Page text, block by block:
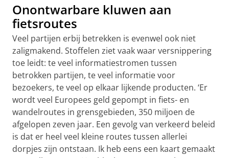
Onontwarbare kluwen aan
fietsroutes
Veel partijen erbij betrekken is evenwel ook niet
zaligmakend. Stoffelen ziet vaak waar versnippering
toe leidt: te veel informatiestromen tussen
betrokken partijen, te veel informatie voor
bezoekers, te veel op elkaar lijkende producten. ‘Er
wordt veel Europees geld gepompt in fiets- en
wandelroutes in grensgebieden, 350 miljoen de
afgelopen zeven jaar. Een gevolg van verkeerd beleid
is dat er heel veel kleine routes tussen allerlei
dorpjes zijn ontstaan. Ik heb eens een kaart gemaakt